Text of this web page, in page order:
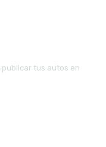
tus autos en